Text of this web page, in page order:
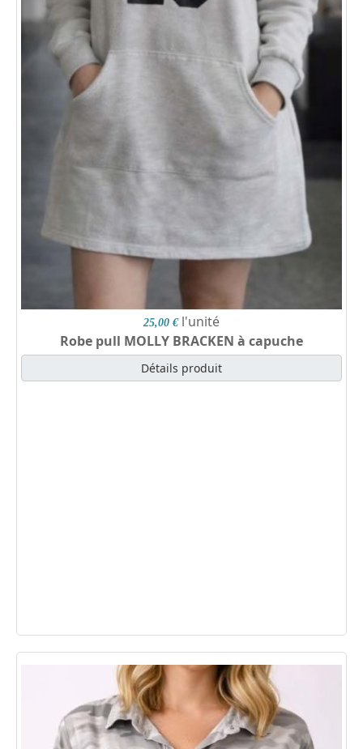
25,00 € l'unité
Robe pull MOLLY BRACKEN à capuche
Détails produit